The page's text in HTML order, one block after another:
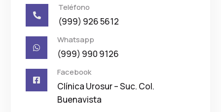

Teléfono
(999) 926 5612

Whatsapp
(999) 990 9126

Facebook
Clínica Urosur – Suc. Col.
Buenavista